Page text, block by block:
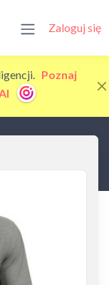
Zaloguj się
Poznaj